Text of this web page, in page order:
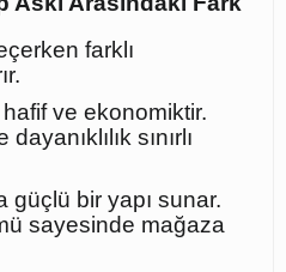
farklı
ve ekonomiktir.
sınırlı
güçlü bir yapı sunar.
sayesinde mağaza